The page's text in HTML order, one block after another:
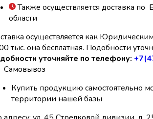
Также осуществляется доставка
области
осуществляется как
тыс. она бесплатная. Подобности
уточняйте по телефону:
Самовывоз
Купить продукцию самостоятельно
территории нашей базы